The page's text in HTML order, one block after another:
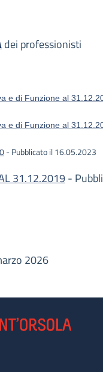
dei professionisti
e di Funzione al
e di Funzione al
- Pubblicato il 16.05.2023
31.12.2019-
2026